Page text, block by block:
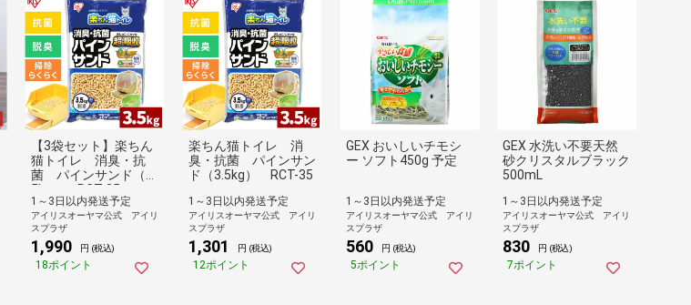
【3袋セット】楽ちん
猫トイレ 消臭・抗
菌 パインサンド（3.
5kg） RCT-35
1～3日以内発送予定
アイリスオーヤマ公式 アイリ
スプラザ
1,990 円 (税込)
18ポイント
楽ちん猫トイレ 消
臭・抗菌 パインサン
ド（3.5kg） RCT-35
1～3日以内発送予定
アイリスオーヤマ公式 アイリ
スプラザ
1,301 円 (税込)
12ポイント
GEX おいしいチモシ
ー ソフト450g 予定
1～3日以内発送予定
アイリスオーヤマ公式 アイリ
スプラザ
560 円 (税込)
5ポイント
GEX 水洗い不要天然
砂クリスタルブラック
500mL
1～3日以内発送予定
アイリスオーヤマ公式 アイリ
スプラザ
830 円 (税込)
7ポイント